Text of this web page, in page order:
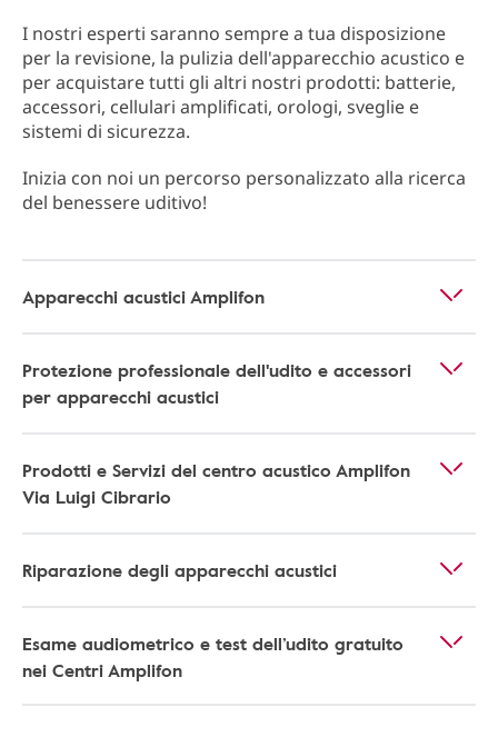
I nostri esperti saranno sempre a tua disposizione
per la revisione, la pulizia dell'apparecchio acustico e
per acquistare tutti gli altri nostri prodotti: batterie,
accessori, cellulari amplificati, orologi, sveglie e
sistemi di sicurezza.
Inizia con noi un percorso personalizzato alla ricerca
del benessere uditivo!
Apparecchi acustici Amplifon
Protezione professionale dell'udito e accessori
per apparecchi acustici
Prodotti e Servizi del centro acustico Amplifon
Via Luigi Cibrario
Riparazione degli apparecchi acustici
Esame audiometrico e test dell’udito gratuito
nei Centri Amplifon